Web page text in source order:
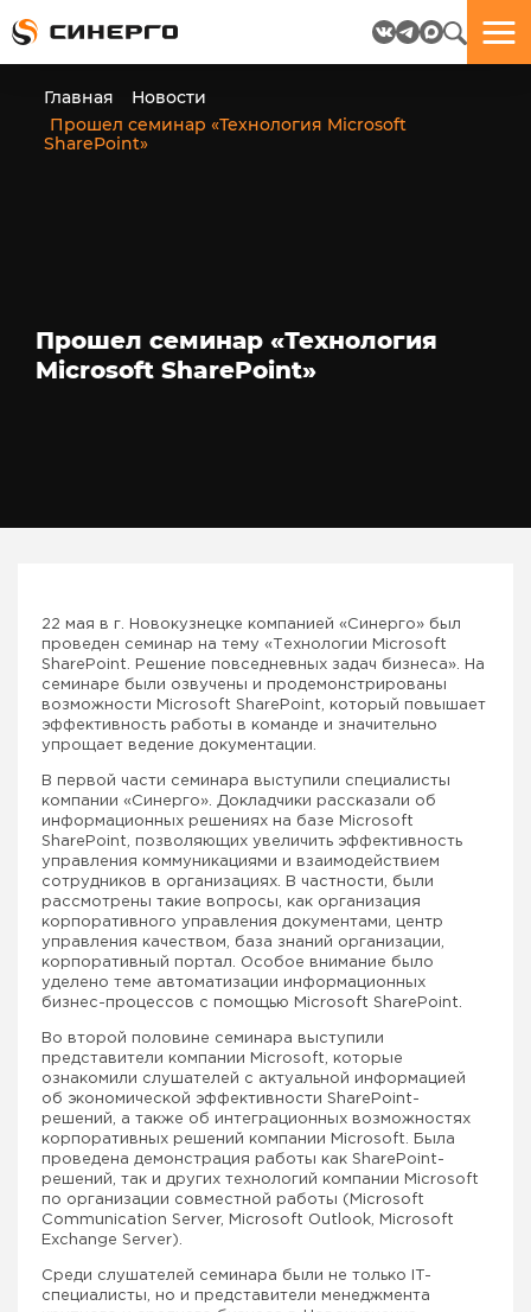
Главная
Новости
Прошел семинар «Технология Microsoft
SharePoint»
Прошел семинар «Технология
Microsoft SharePoint»
22 мая в г. Новокузнецке компанией «Синерго» был
проведен семинар на тему «Технологии Microsoft
SharePoint. Решение повседневных задач бизнеса». На
семинаре были озвучены и продемонстрированы
возможности Microsoft SharePoint, который повышает
эффективность работы в команде и значительно
упрощает ведение документации.
В первой части семинара выступили специалисты
компании «Синерго». Докладчики рассказали об
информационных решениях на базе Microsoft
SharePoint, позволяющих увеличить эффективность
управления коммуникациями и взаимодействием
сотрудников в организациях. В частности, были
рассмотрены такие вопросы, как организация
корпоративного управления документами, центр
управления качеством, база знаний организации,
корпоративный портал. Особое внимание было
уделено теме автоматизации информационных
бизнес-процессов с помощью Microsoft SharePoint.
Во второй половине семинара выступили
представители компании Microsoft, которые
ознакомили слушателей с актуальной информацией
об экономической эффективности SharePoint-
решений, а также об интеграционных возможностях
корпоративных решений компании Microsoft. Была
проведена демонстрация работы как SharePoint-
решений, так и других технологий компании Microsoft
по организации совместной работы (Microsoft
Communication Server, Microsoft Outlook, Microsoft
Exchange Server).
Среди слушателей семинара были не только IT-
специалисты, но и представители менеджмента
Отлично!
Данные
успешно
отправлены.
пёсиков
Отлично!
Бриф
отправлен.